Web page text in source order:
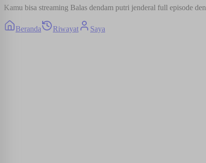
Kamu bisa streaming Balas dendam putri jenderal full episode
Beranda Riwayat Saya